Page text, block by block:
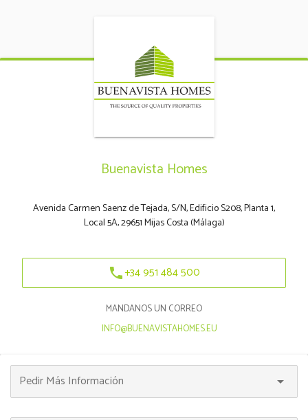
Buenavista Homes
Avenida Carmen Saenz de Tejada, S/N, Edificio S208, Planta 1,
Local 5A, 29651 Mijas Costa (Málaga)
phone+34 951 484 500
MANDANOS UN CORREO
INFO@BUENAVISTAHOMES.EU
Pedir Más Información arrow_drop_down